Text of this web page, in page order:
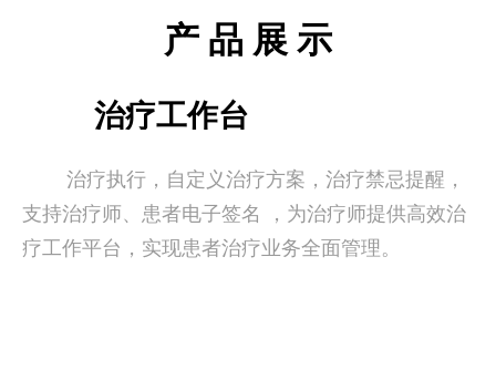
治疗工作台
治疗执行，自定义治疗方案，治疗禁忌提醒，
支持治疗师、患者电子签名 ，为治疗师提供高效治
疗工作平台，实现患者治疗业务全面管理。
产 品 展 示